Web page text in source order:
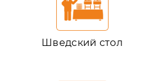
Шведский стол